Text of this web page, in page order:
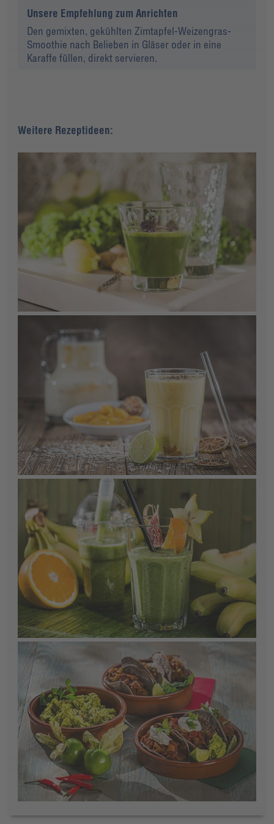
Unsere Empfehlung zum Anrichten
Den gemixten, gekühlten Zimtapfel-Weizengras-
Smoothie nach Belieben in Gläser oder in eine
Karaffe füllen, direkt servieren.
Weitere Rezeptideen: